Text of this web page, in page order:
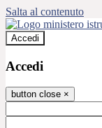
Salta al contenuto
Accedi
Accedi
button close ×